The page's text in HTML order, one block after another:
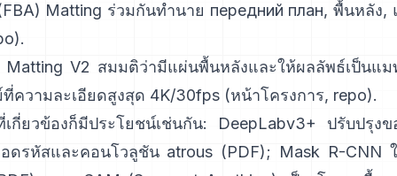
Matting ร่วมกันทำนาย передний план, พื้นหลัง,
).
Matting V2 สมมติว่ามีแผ่นพื้นหลังและให้ผลลัพธ์เป็นแม
ความละเอียดสูงสุด 4K/30fps (หน้าโครงการ, repo).
กี่ยวข้องก็มีประโยชน์เช่นกัน:
DeepLabv3+ ปรับปรุงข
ดรหัสและคอนโวลูชัน atrous (PDF); Mask R-CNN